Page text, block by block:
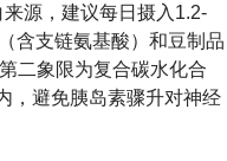
源，建议每日摄入1.2-
含支链氨基酸）和豆制品
二象限为复合碳水化合
，避免胰岛素骤升对神经